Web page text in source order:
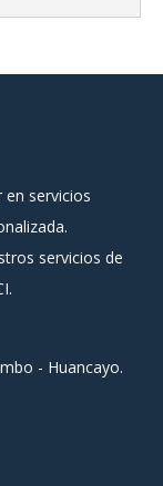
en servicios
servicios de
- Huancayo.